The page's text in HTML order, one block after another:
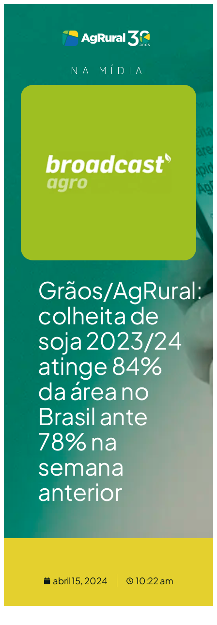
NA MÍDIA
Grãos/AgRural:
colheita de
soja 2023/24
atinge 84%
da área no
Brasil ante
78% na
semana
anterior
abril 15, 2024 10:22 am